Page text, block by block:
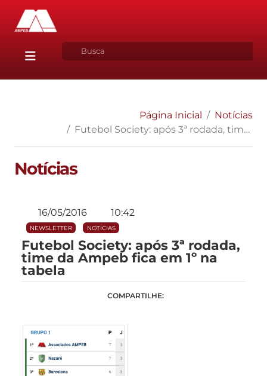
Página Inicial
Notícias
Futebol Society: após 3ª rodada, time da Ampeb fica em 1º na tabela
Notícias
16/05/2016 10:42
NEWSLETTER NOTÍCIAS
Futebol Society: após 3ª rodada,
time da Ampeb fica em 1º na
tabela
COMPARTILHE: